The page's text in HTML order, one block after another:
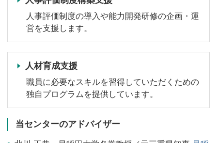
人事評価制度の導入や能力開発研修の企画・運
営を支援します。
人材育成支援
職員に必要なスキルを習得していただくための
独自プログラムを提供しています。
当センターのアドバイザー